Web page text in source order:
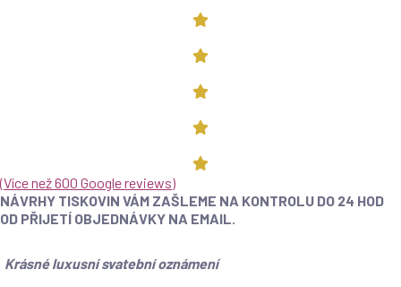
(Více než 600 Google reviews)
NÁVRHY TISKOVIN VÁM ZAŠLEME NA KONTROLU DO 24 HOD
OD PŘIJETÍ OBJEDNÁVKY NA EMAIL.
Krásné luxusní svatební oznámení